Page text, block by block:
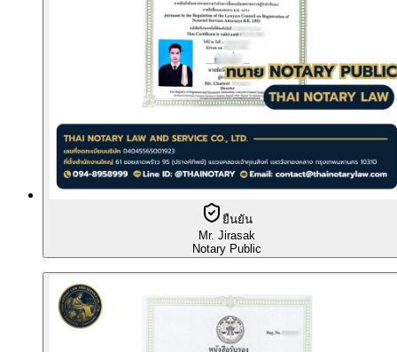
ยืนยัน
Mr. Jirasak
Notary Public